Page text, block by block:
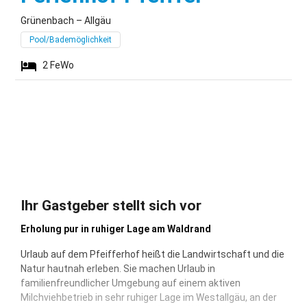
Grünenbach – Allgäu
Pool/Bademöglichkeit
2 FeWo
Ihr Gastgeber stellt sich vor
Erholung pur in ruhiger Lage am Waldrand
Urlaub auf dem Pfeifferhof heißt die Landwirtschaft und die
Natur hautnah erleben. Sie machen Urlaub in
familienfreundlicher Umgebung auf einem aktiven
Milchviehbetrieb in sehr ruhiger Lage im Westallgäu, an der